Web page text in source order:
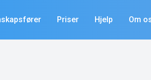
Priser Hjelp Om